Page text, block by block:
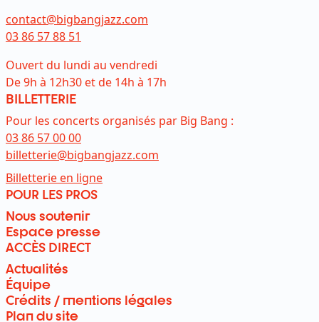
contact@bigbangjazz.com
03 86 57 88 51
Ouvert du lundi au vendredi
De 9h à 12h30 et de 14h à 17h
BILLETTERIE
Pour les concerts organisés par Big Bang :
03 86 57 00 00
billetterie@bigbangjazz.com
Billetterie en ligneLien externe et ouvre dans un nouvel
POUR LES PROS
Nous soutenir
Espace presse
ACCÈS DIRECT
Actualités
Équipe
Crédits / mentions légales
Plan du site